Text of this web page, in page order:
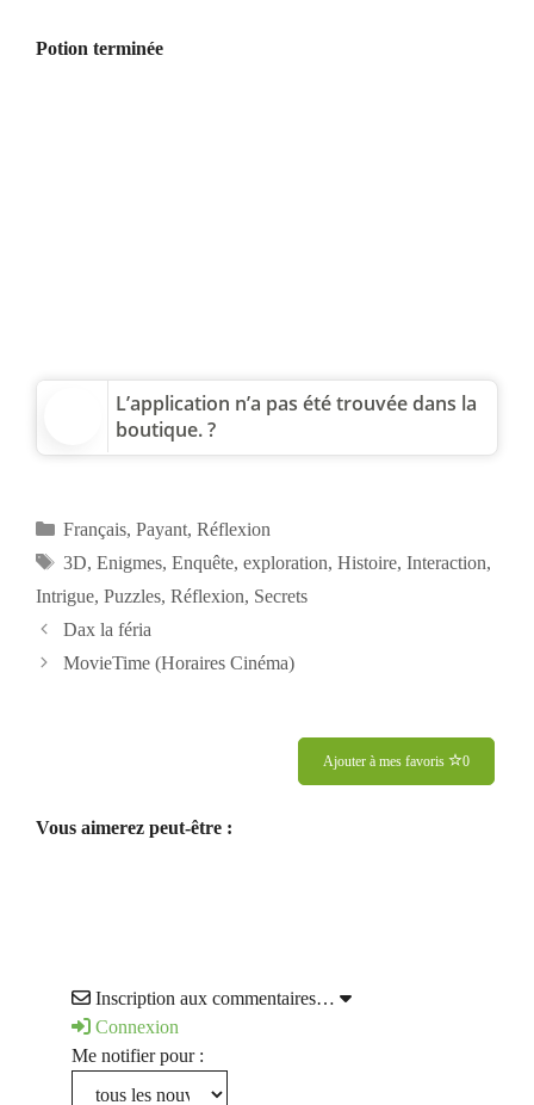
Potion terminée
L’application n’a pas été trouvée dans la
boutique. ?
Catégories
Français, Payant, Réflexion
Étiquettes
3D, Enigmes, Enquête, exploration, Histoire, Interaction,
Intrigue, Puzzles, Réflexion, Secrets
Dax la féria
MovieTime (Horaires Cinéma)
Ajouter à mes favoris 0
Vous aimerez peut-être :
Inscription aux commentaires…
Connexion
Me notifier pour :